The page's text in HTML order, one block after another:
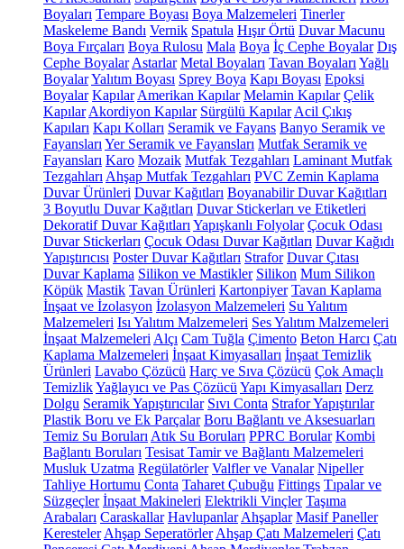
Boyaları Tempare Boyası Boya Malzemeleri Tinerler
Maskeleme Bandı Vernik Spatula Hışır Örtü Duvar Macunu
Boya Fırçaları Boya Rulosu Mala Boya İç Cephe Boyalar Dış
Cephe Boyalar Astarlar Metal Boyaları Tavan Boyaları Yağlı
BoyalarYalıtım Boyası Sprey Boya Kapı Boyası Epoksi
Boyalar Kapılar Amerikan Kapılar Melamin Kapılar Çelik
Kapılar Akordiyon Kapılar Sürgülü Kapılar Acil Çıkış
Kapıları Kapı Kolları Seramik ve Fayans Banyo Seramik ve
Fayansları Yer Seramik ve Fayansları Mutfak Seramik ve
Fayansları Karo Mozaik Mutfak Tezgahları Laminant Mutfak
Tezgahları Ahşap Mutfak Tezgahları PVC Zemin Kaplama
Duvar Ürünleri Duvar Kağıtları Boyanabilir Duvar Kağıtları
3 Boyutlu Duvar Kağıtları Duvar Stickerları ve Etiketleri
Dekoratif Duvar Kağıtları Yapışkanlı Folyolar Çocuk Odası
Duvar Stickerları Çocuk Odası Duvar Kağıtları Duvar Kağıdı
Yapıştırıcısı Poster Duvar Kağıtları Strafor Duvar Çıtası
Duvar Kaplama Silikon ve Mastikler Silikon Mum Silikon
Köpük Mastik Tavan Ürünleri Kartonpiyer Tavan Kaplama
İnşaat ve İzolasyon İzolasyon Malzemeleri Su Yalıtım
Malzemeleri Isı Yalıtım Malzemeleri Ses Yalıtım Malzemeleri
İnşaat Malzemeleri Alçı Cam Tuğla Çimento Beton Harcı Çatı
Kaplama Malzemeleri İnşaat Kimyasalları İnşaat Temizlik
Ürünleri Lavabo Çözücü Harç ve Sıva Çözücü Çok Amaçlı
TemizlikYağlayıcı ve Pas Çözücü Yapı Kimyasalları Derz
Dolgu Seramik Yapıştırıcılar Sıvı Conta Strafor Yapıştırılar
Plastik Boru ve Ek Parçalar Boru Bağlantı ve Aksesuarları
Temiz Su Boruları Atık Su Boruları PPRC Borular Kombi
Bağlantı Boruları Tesisat Tamir ve Bağlantı Malzemeleri
Musluk Uzatma Regülatörler Valfler ve Vanalar Nipeller
Tahliye Hortumu Conta Taharet Çubuğu Fittings Tıpalar ve
Süzgeçler İnşaat Makineleri Elektrikli Vinçler Taşıma
Arabaları Caraskallar Havlupanlar Ahşaplar Masif Paneller
Keresteler Ahşap Seperatörler Ahşap Çatı Malzemeleri Çatı